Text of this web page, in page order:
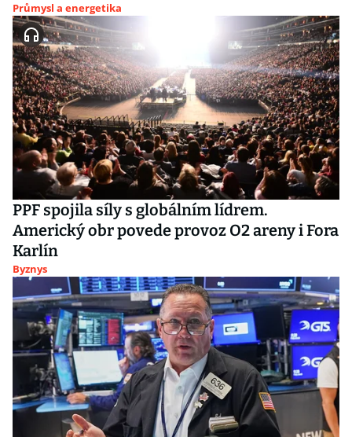
Průmysl a energetika
PPF spojila síly s globálním lídrem.
Americký obr povede provoz O2 areny i Fora
Karlín
Byznys